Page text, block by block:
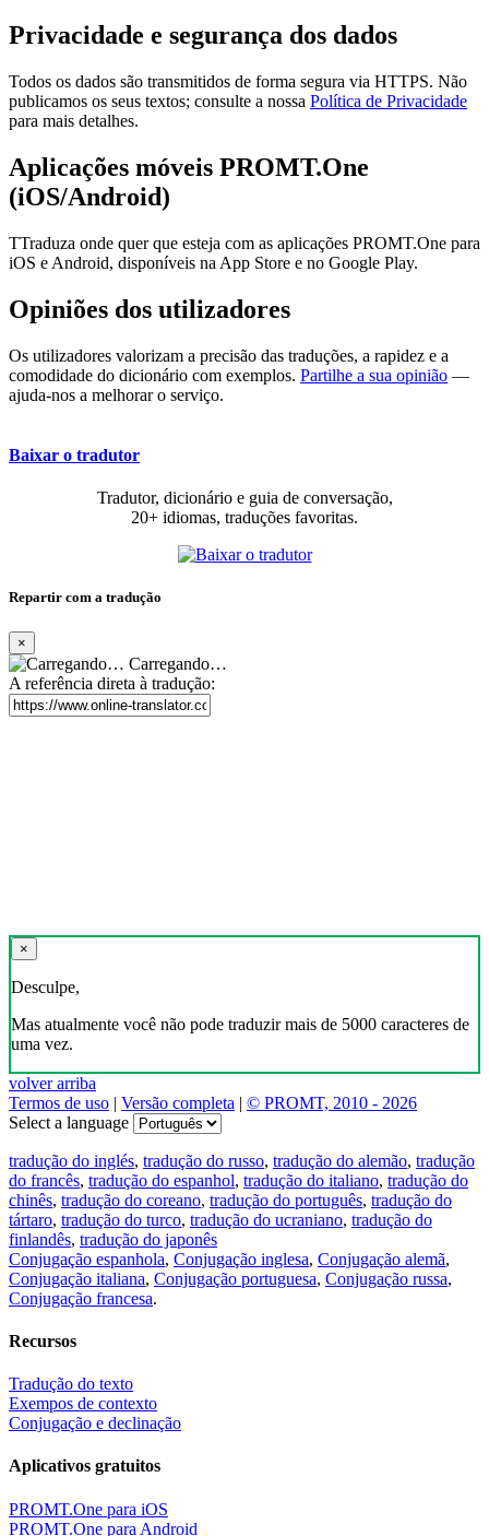
Privacidade e segurança dos dados
Todos os dados são transmitidos de forma segura via HTTPS. Não
publicamos os seus textos; consulte a nossa Política de Privacidade
para mais detalhes.
Aplicações móveis PROMT.One
(iOS/Android)
TTraduza onde quer que esteja com as aplicações PROMT.One para
iOS e Android, disponíveis na App Store e no Google Play.
Opiniões dos utilizadores
Os utilizadores valorizam a precisão das traduções, a rapidez e a
comodidade do dicionário com exemplos. Partilhe a sua opinião —
ajuda-nos a melhorar o serviço.
Baixar o tradutor
Tradutor, dicionário e guia de conversação,
20+ idiomas, traduções favoritas.
Repartir com a tradução
×
Carregando…
A referência direta à tradução:
×
Desculpe,
Mas atualmente você não pode traduzir mais de 5000 caracteres de
uma vez.
volver arriba
Termos de uso | Versão completa | © PROMT, 2010 - 2026
Select a language
tradução do inglés, tradução do russo, tradução do alemão, tradução
do francês, tradução do espanhol, tradução do italiano, tradução do
chinês, tradução do coreano, tradução do português, tradução do
tártaro, tradução do turco, tradução do ucraniano, tradução do
finlandês, tradução do japonês
Conjugação espanhola, Conjugação inglesa, Conjugação alemã,
Conjugação italiana, Conjugação portuguesa, Conjugação russa,
Conjugação francesa.
Recursos
Tradução do texto
Exempos de contexto
Conjugação e declinação
Aplicativos gratuitos
PROMT.One para iOS
PROMT.One para Android